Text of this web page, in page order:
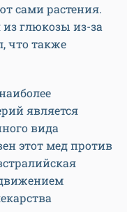
сами растения.
из глюкозы из-за
что также
является
вида
этот мед против